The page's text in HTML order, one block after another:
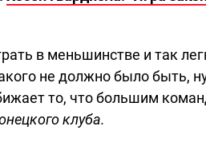
в меньшинстве и так
не должно было быть,
то, что большим
клуба.